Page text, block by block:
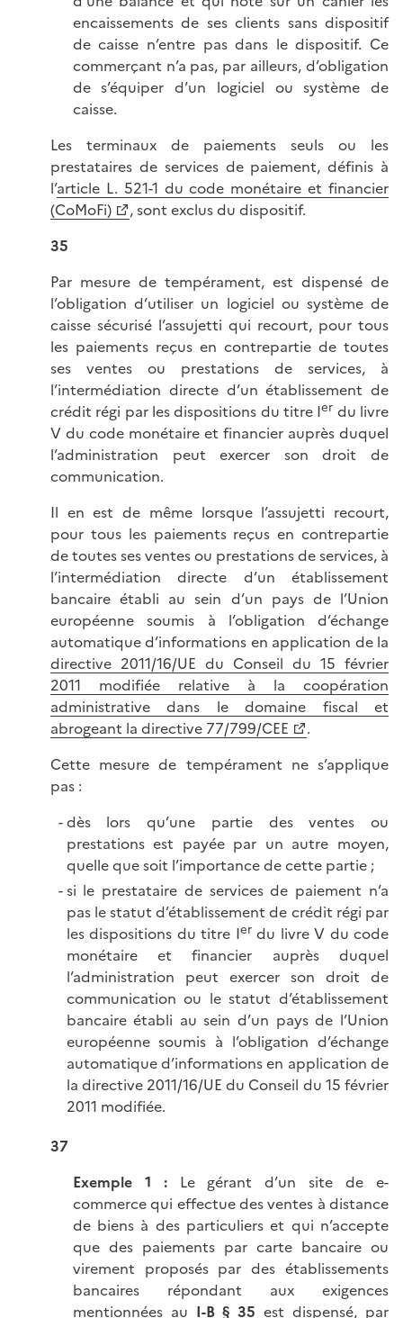
encaissements de ses clients sans dispositif
de caisse n’entre pas dans le dispositif. Ce
commerçant n’a pas, par ailleurs, d’obligation
de s’équiper d’un logiciel ou système de
caisse.
Les terminaux de paiements seuls ou les
prestataires de services de paiement, définis à
l’article L. 521-1 du code monétaire et financier
(CoMoFi)
, sont exclus du dispositif.
35
Par mesure de tempérament, est dispensé de
l’obligation d’utiliser un logiciel ou système de
caisse sécurisé l’assujetti qui recourt, pour tous
les paiements reçus en contrepartie de toutes
ses ventes ou prestations de services, à
l’intermédiation directe d’un établissement de
crédit régi par les dispositions du titre Ier du livre
V du code monétaire et financier auprès duquel
l’administration peut exercer son droit de
communication.
Il en est de même lorsque l’assujetti recourt,
pour tous les paiements reçus en contrepartie
de toutes ses ventes ou prestations de services, à
l’intermédiation directe d’un établissement
bancaire établi au sein d’un pays de l’Union
européenne soumis à l’obligation d’échange
automatique d’informations en application de la
directive 2011/16/UE du Conseil du 15 février
2011 modifiée relative à la coopération
administrative dans le domaine fiscal et
abrogeant la directive 77/799/CEE
.
Cette mesure de tempérament ne s’applique
pas :
dès lors qu’une partie des ventes ou
prestations est payée par un autre moyen,
quelle que soit l’importance de cette partie ;
si le prestataire de services de paiement n’a
pas le statut d’établissement de crédit régi par
les dispositions du titre Ierdu livre V du code
monétaire et financier auprès duquel
l’administration peut exercer son droit de
communication ou le statut d’établissement
bancaire établi au sein d’un pays de l’Union
européenne soumis à l’obligation d’échange
automatique d’informations en application de
la directive 2011/16/UE du Conseil du 15 février
2011 modifiée.
37
Exemple 1 :Le gérant d’un site de e-
commerce qui effectue des ventes à distance
de biens à des particuliers et qui n’accepte
que des paiements par carte bancaire ou
virement proposés par des établissements
bancaires répondant aux exigences
mentionnées au I-B § 35 est dispensé, par